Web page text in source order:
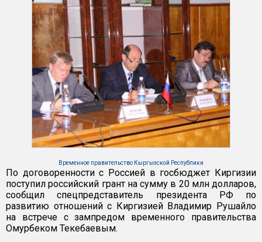
Временное правительство Кыргызской Республики
По договоренности с Россией в госбюджет Киргизии
поступил российский грант на сумму в 20 млн долларов,
сообщил спецпредставитель президента РФ по
развитию отношений с Киргизией Владимир Рушайло
на встрече с зампредом временного правительства
Омурбеком Текебаевым.